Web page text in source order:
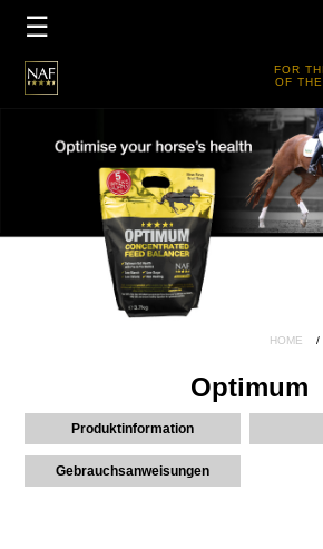
PRODUKTE
TEAM DE
FIVE STAR
☰
FOR
OF
HOME
Optimum
Produktinformation
Gebrauchsanweisungen